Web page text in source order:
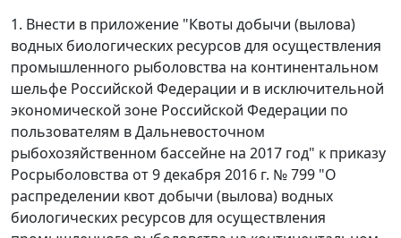
1. Внести в приложение "Квоты добычи (вылова)
водных биологических ресурсов для осуществления
промышленного рыболовства на континентальном
шельфе Российской Федерации и в исключительной
экономической зоне Российской Федерации по
пользователям в Дальневосточном
рыбохозяйственном бассейне на 2017 год" к приказу
Росрыболовства от 9 декабря 2016 г. № 799 "О
распределении квот добычи (вылова) водных
биологических ресурсов для осуществления